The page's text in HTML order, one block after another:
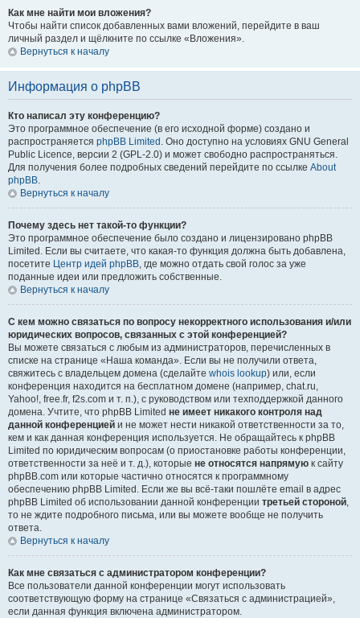
Как мне найти мои вложения?
Чтобы найти список добавленных вами вложений, перейдите в ваш
личный раздел и щёлкните по ссылке «Вложения».
Вернуться к началу
Информация о phpBB
Кто написал эту конференцию?
Это программное обеспечение (в его исходной форме) создано и
распространяется phpBB Limited . Оно доступно на условиях GNU General
Public Licence, версии 2 (GPL-2.0) и может свободно распространяться.
Для получения более подробных сведений перейдите по ссылке About
phpBB.
Вернуться к началу
Почему здесь нет такой-то функции?
Это программное обеспечение было создано и лицензировано phpBB
Limited. Если вы считаете, что какая-то функция должна быть добавлена,
посетите Центр идей phpBB, где можно отдать свой голос за уже
поданные идеи или предложить собственные.
Вернуться к началу
С кем можно связаться по вопросу некорректного использования и/или
юридических вопросов, связанных с этой конференцией?
Вы можете связаться с любым из администраторов, перечисленных в
списке на странице «Наша команда». Если вы не получили ответа,
свяжитесь с владельцем домена (сделайте whois lookup) или, если
конференция находится на бесплатном домене (например, chat.ru,
Yahoo!, free.fr, f2s.com и т. п.), с руководством или техподдержкой данного
домена. Учтите, что phpBB Limited не имеет никакого контроля над
данной конференцией и не может нести никакой ответственности за то,
кем и как данная конференция используется. Не обращайтесь к phpBB
Limited по юридическим вопросам (о приостановке работы конференции,
ответственности за неё и т. д.), которые не относятся напрямую к сайту
phpBB.com или которые частично относятся к программному
обеспечению phpBB Limited. Если же вы всё-таки пошлёте email в адрес
phpBB Limited об использовании данной конференции третьей стороной,
то не ждите подробного письма, или вы можете вообще не получить
ответа.
Вернуться к началу
Как мне связаться с администратором конференции?
Все пользователи данной конференции могут использовать
соответствующую форму на странице «Связаться с администрацией»,
если данная функция включена администратором.